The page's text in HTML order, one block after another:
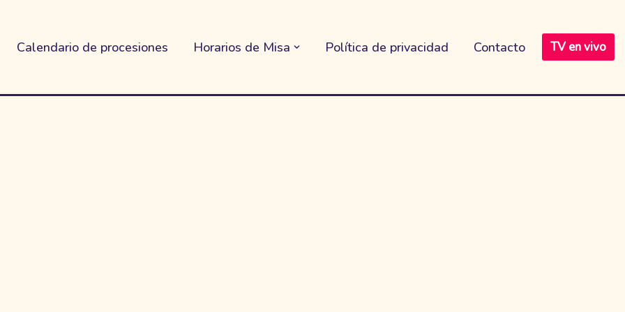
Calendario de procesiones Horarios de Misa Política de privacidad Contacto TV en vivo